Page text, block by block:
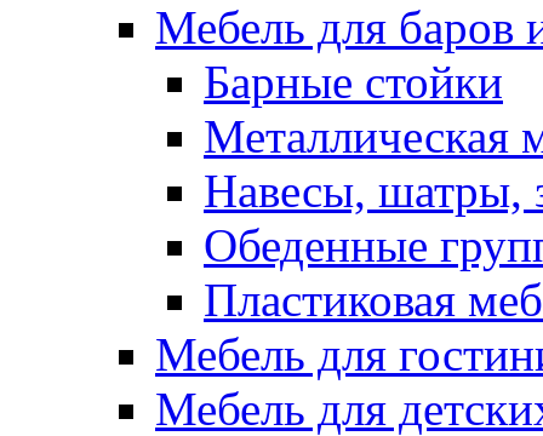
Мебель для баров
Барные стойки
Металлическая
Навесы, шатры,
Обеденные
Пластиковая
Мебель для
Мебель для